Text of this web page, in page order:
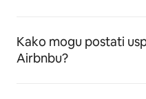
Kako mogu postati
Airbnbu?